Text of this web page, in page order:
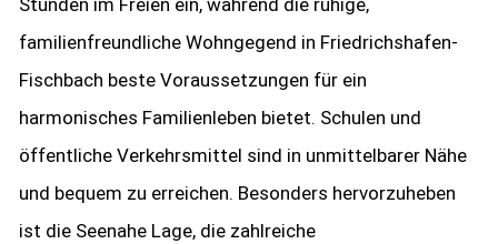
Stunden im Freien ein, während die ruhige,
familienfreundliche Wohngegend in Friedrichshafen-
Fischbach beste Voraussetzungen für ein
harmonisches Familienleben bietet. Schulen und
öffentliche Verkehrsmittel sind in unmittelbarer Nähe
und bequem zu erreichen. Besonders hervorzuheben
ist die Seenahe Lage, die zahlreiche